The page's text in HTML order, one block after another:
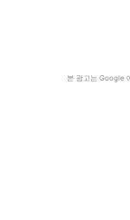
본 광고는 Google